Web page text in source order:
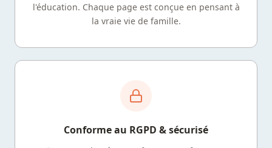
l'éducation. Chaque page est conçue en pensant à
la vraie vie de famille.
Conforme au RGPD & sécurisé